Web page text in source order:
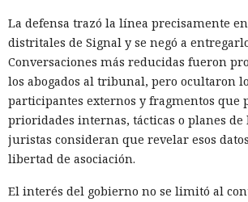
La defensa trazó la línea precisamente
distritales de Signal y se negó a
Conversaciones más reducidas fueron
los abogados al tribunal, pero ocultaron
participantes externos y fragmentos que
prioridades internas, tácticas o planes de
juristas consideran que revelar esos
libertad de asociación.
El interés del gobierno no se limitó al